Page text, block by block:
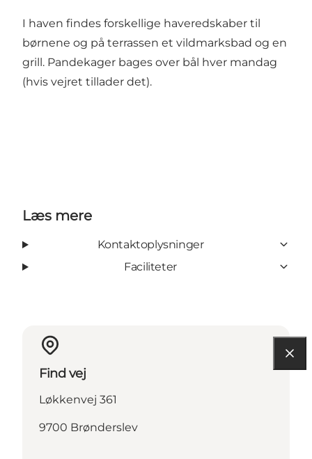
I haven findes forskellige haveredskaber til
børnene og på terrassen et vildmarksbad og en
grill. Pandekager bages over bål hver mandag
(hvis vejret tillader det).
Læs mere
Kontaktoplysninger
Faciliteter
Find vej
Løkkenvej 361
9700 Brønderslev